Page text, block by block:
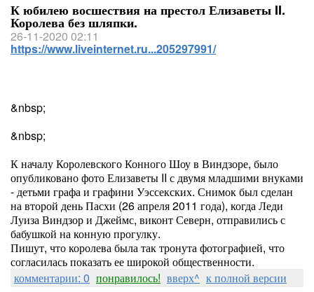
К юбилею восшествия на престол Елизаветы II.
Королева без шляпки.
26-11-2020 02:11
https://www.liveinternet.ru...205297991/
&nbsp;
&nbsp;
К началу Королевского Конного Шоу в Виндзоре, было
опубликовано фото Елизаветы II с двумя младшими внуками
- детьми графа и графини Уэссекских. Снимок был сделан
на второй день Пасхи (26 апреля 2011 года), когда Леди
Луиза Виндзор и Джеймс, виконт Северн, отправились с
бабушкой на конную прогулку.
Пишут, что королева была так тронута фотографией, что
согласилась показать ее широкой общественности.
комментарии: 0 понравилось! вверх^ к полной версии